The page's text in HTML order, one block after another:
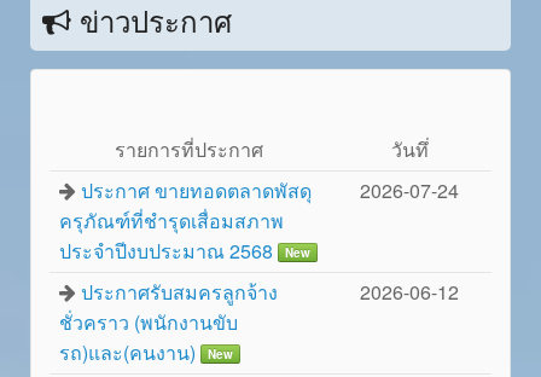
ข่าวประกาศ
รายการที่ประกาศ
วันทึ่
ประกาศ ขายทอดตลาดพัสดุ
ครุภัณฑ์ที่ชำรุดเสื่อมสภาพ
ประจำปีงบประมาณ 2568
New
2026-07-24
ประกาศรับสมครลูกจ้าง
ชั่วคราว (พนักงานขับ
รถ)และ(คนงาน)
New
2026-06-12